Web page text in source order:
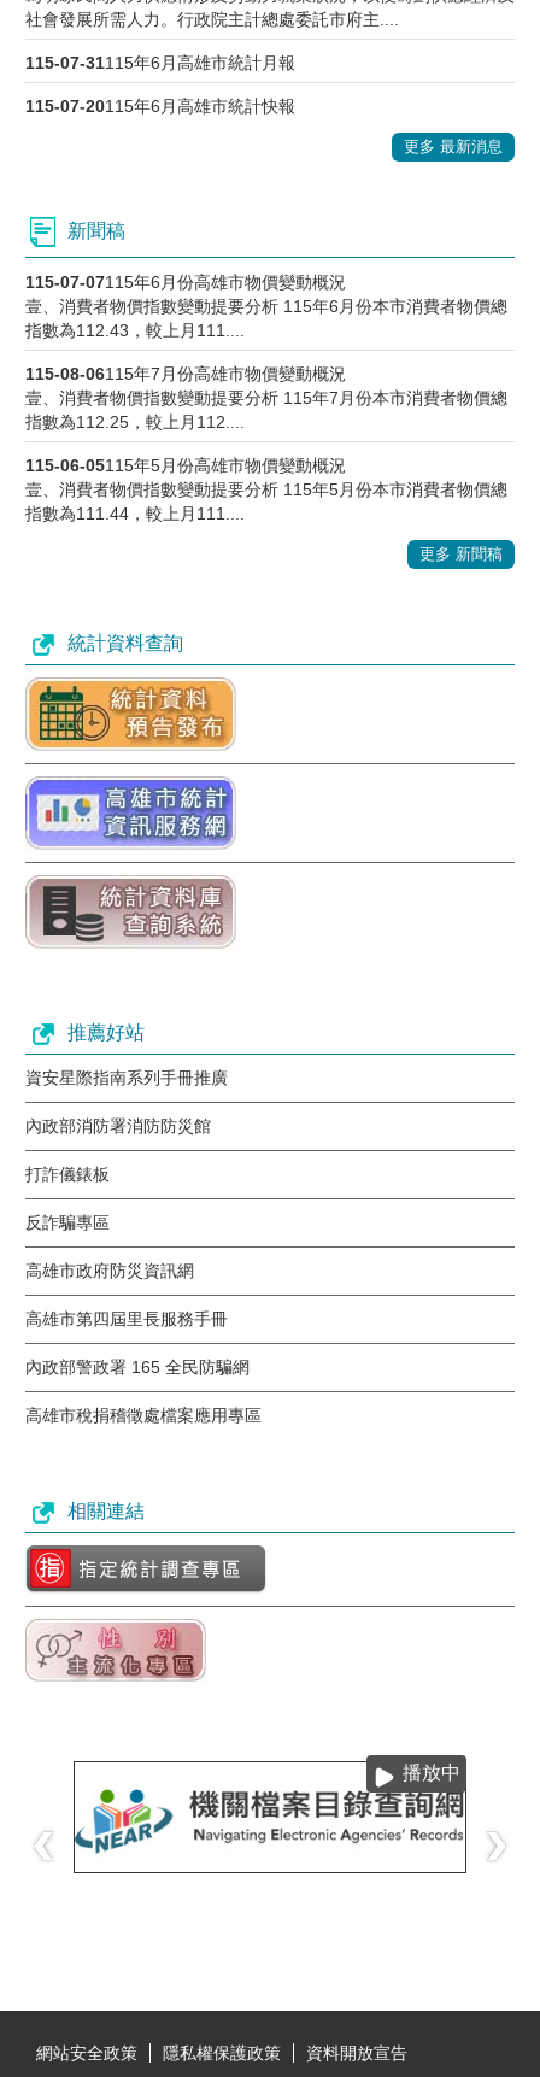
社會發展所需人力。行政院主計總處委託市府主....
115-07-31115年6月高雄市統計月報
115-07-20115年6月高雄市統計快報
更多 最新消息
新聞稿
115-07-07115年6月份高雄市物價變動概況
壹、消費者物價指數變動提要分析 115年6月份本市消費者物價總
指數為112.43，較上月111....
115-08-06115年7月份高雄市物價變動概況
壹、消費者物價指數變動提要分析 115年7月份本市消費者物價總
指數為112.25，較上月112....
115-06-05115年5月份高雄市物價變動概況
壹、消費者物價指數變動提要分析 115年5月份本市消費者物價總
指數為111.44，較上月111....
更多 新聞稿
統計資料查詢
推薦好站
資安星際指南系列手冊推廣
內政部消防署消防防災館
打詐儀錶板
反詐騙專區
高雄市政府防災資訊網
高雄市第四屆里長服務手冊
內政部警政署 165 全民防騙網
高雄市稅捐稽徵處檔案應用專區
相關連結
播放中
網站安全政策
隱私權保護政策 資料開放宣告